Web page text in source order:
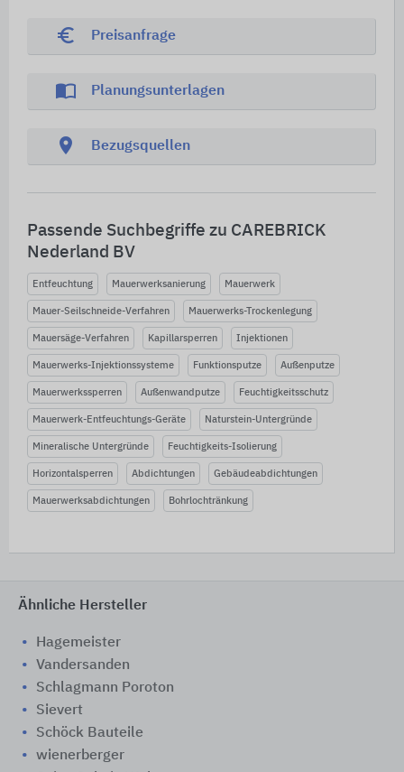
euro_symbol Preisanfrage
import_contacts Planungsunterlagen
location_on Bezugsquellen
Passende Suchbegriffe zu CAREBRICK
Nederland BV
Entfeuchtung Mauerwerksanierung Mauerwerk
Mauer-Seilschneide-Verfahren Mauerwerks-Trockenlegung
Mauersäge-Verfahren Kapillarsperren Injektionen
Mauerwerks-Injektionssysteme Funktionsputze Außenputze
Mauerwerkssperren Außenwandputze Feuchtigkeitsschutz
Mauerwerk-Entfeuchtungs-Geräte Naturstein-Untergründe
Mineralische Untergründe Feuchtigkeits-Isolierung
Horizontalsperren Abdichtungen Gebäudeabdichtungen
Mauerwerksabdichtungen Bohrlochtränkung
Ähnliche Hersteller
Hagemeister
Vandersanden
Schlagmann Poroton
Sievert
Schöck Bauteile
wienerberger